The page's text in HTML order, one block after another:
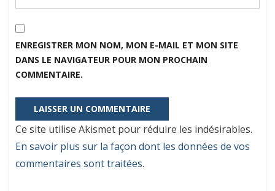
ENREGISTRER MON NOM, MON E-MAIL ET MON SITE
DANS LE NAVIGATEUR POUR MON PROCHAIN
COMMENTAIRE.
Ce site utilise Akismet pour réduire les indésirables.
En savoir plus sur la façon dont les données de vos
commentaires sont traitées.